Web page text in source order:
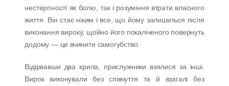
нестерпності як болю, так і розуміння втрати власного
життя. Він стає ніким і все, що йому залишиться після
виконання вироку, щойно його покаліченого повернуть
додому — це вчинити самогубство.
Відірвавши два крила, прислужники взялися за інші.
Вирок виконували без співчуття та й взагалі без